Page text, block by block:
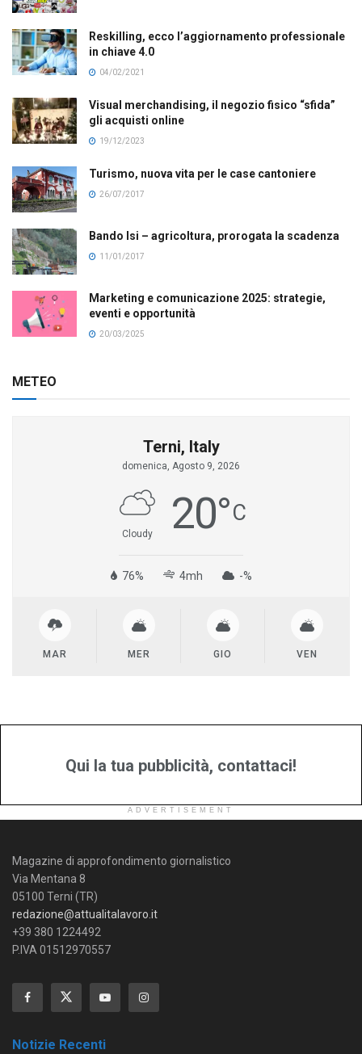
Reskilling, ecco l’aggiornamento professionale
in chiave 4.0
04/02/2021
Visual merchandising, il negozio fisico “sfida”
gli acquisti online
19/12/2023
Turismo, nuova vita per le case cantoniere
26/07/2017
Bando Isi – agricoltura, prorogata la scadenza
11/01/2017
Marketing e comunicazione 2025: strategie,
eventi e opportunità
20/03/2025
METEO
Terni, Italy
domenica, Agosto 9, 2026
Cloudy 20°C
76% 4mh -%
MAR MER GIO VEN
Qui la tua pubblicità, contattaci!
ADVERTISEMENT
Magazine di approfondimento giornalistico
Via Mentana 8
05100 Terni (TR)
redazione@attualitalavoro.it
+39 380 1224492
P.IVA 01512970557
Notizie Recenti